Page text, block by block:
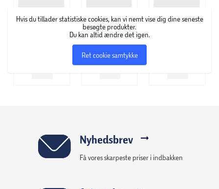
Hvis du tillader statistiske cookies, kan vi nemt vise dig dine seneste
besøgte produkter.
Du kan altid ændre det igen.
Ret cookie samtykke
Nyhedsbrev
Få vores skarpeste priser i indbakken